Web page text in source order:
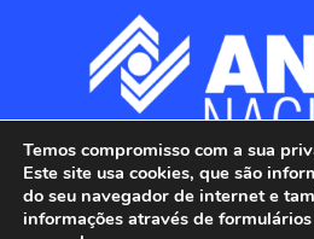
Temos compromisso com a sua
Este site usa cookies, que são
do seu navegador de internet e
informações através de